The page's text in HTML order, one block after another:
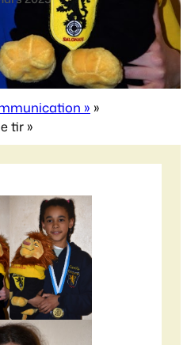
» »
tir »